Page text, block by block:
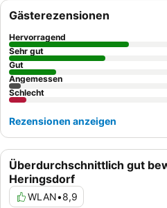
freundlichen und hilfsbereiten
reichhaltige und vielfältige
viele ein Höhepunkt ist. Für ein
empfohlen, ein Zimmer mit
Überdurchschnittlich gut
Heringsdorf
WLAN•8,9
Gästerezensionen
Hervorragend
Sehr gut
Gut
Angemessen
Schlecht
Rezensionen anzeigen